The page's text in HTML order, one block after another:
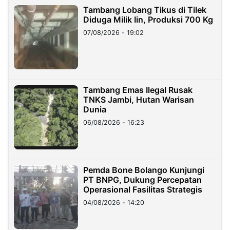
Tambang Lobang Tikus di Tilek
Diduga Milik Iin, Produksi 700 Kg
07/08/2026 - 19:02
Tambang Emas Ilegal Rusak
TNKS Jambi, Hutan Warisan
Dunia
06/08/2026 - 16:23
Pemda Bone Bolango Kunjungi
PT BNPG, Dukung Percepatan
Operasional Fasilitas Strategis
04/08/2026 - 14:20